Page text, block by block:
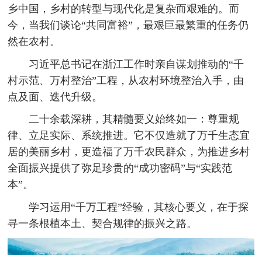
乡中国，乡村的转型与现代化是复杂而艰难的。而
今，当我们谈论“共同富裕”，最艰巨最繁重的任务仍
然在农村。
习近平总书记在浙江工作时亲自谋划推动的“千
村示范、万村整治”工程，从农村环境整治入手，由
点及面、迭代升级。
二十余载深耕，其精髓要义始终如一：尊重规
律、立足实际、系统推进。它不仅造就了万千生态宜
居的美丽乡村，更造福了万千农民群众，为推进乡村
全面振兴提供了弥足珍贵的“成功密码”与“实践范
本”。
学习运用“千万工程”经验，其核心要义，在于探
寻一条根植本土、契合规律的振兴之路。